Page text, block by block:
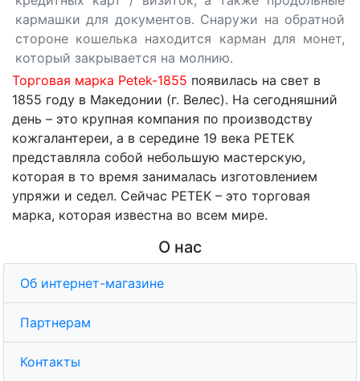
кармашки для документов. Снаружи на обратной
стороне кошелька находится карман для монет,
который закрывается на молнию.
Торговая марка Petek-1855 появилась на свет в
1855 году в Македонии (г. Велес). На сегодняшний
день – это крупная компания по производству
кожгалантереи, а в середине 19 века PETEK
представляла собой небольшую мастерскую,
которая в то время занималась изготовлением
упряжи и седел. Сейчас PETEK – это торговая
марка, которая известна во всем мире.
О нас
Об интернет-магазине
Партнерам
Контакты